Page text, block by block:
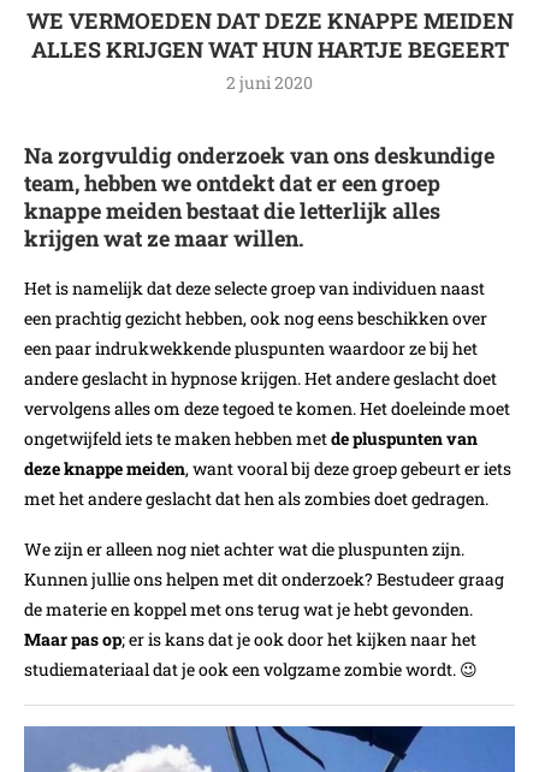
WE VERMOEDEN DAT DEZE KNAPPE MEIDEN
ALLES KRIJGEN WAT HUN HARTJE BEGEERT
2 juni 2020
Na zorgvuldig onderzoek van ons deskundige
team, hebben we ontdekt dat er een groep
knappe meiden bestaat die letterlijk alles
krijgen wat ze maar willen.
Het is namelijk dat deze selecte groep van individuen naast
een prachtig gezicht hebben, ook nog eens beschikken over
een paar indrukwekkende pluspunten waardoor ze bij het
andere geslacht in hypnose krijgen. Het andere geslacht doet
vervolgens alles om deze tegoed te komen. Het doeleinde moet
ongetwijfeld iets te maken hebben metde pluspunten van
deze knappe meiden, want vooral bij deze groep gebeurt er iets
met het andere geslacht dat hen als zombies doet gedragen.
We zijn er alleen nog niet achter wat die pluspunten zijn.
Kunnen jullie ons helpen met dit onderzoek? Bestudeer graag
de materie en koppel met ons terug wat je hebt gevonden.
Maar pas op; er is kans dat je ook door het kijken naar het
studiemateriaal dat je ook een volgzame zombie wordt. 😉